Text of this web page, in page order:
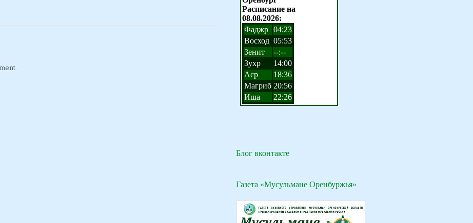
Блог вконтакте
Газета «Мусульмане Оренбуржья»